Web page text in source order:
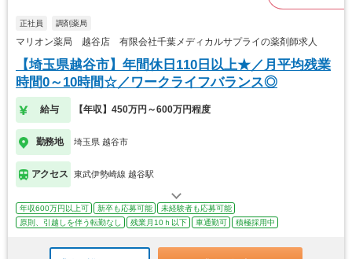
正社員 調剤薬局
マリオン薬局 越谷店 有限会社千葉メディカルサプライの薬剤師求人
【埼玉県越谷市】年間休日110日以上★／月平均残業
時間0～10時間☆／ワークライフバランス◎
給与 【年収】450万円～600万円程度
勤務地 埼玉県 越谷市
アクセス 東武伊勢崎線 越谷駅
年収600万円以上可 新卒も応募可能
未経験者も応募可能
原則、引越しを伴う転勤なし
残業月10ｈ以下 車通勤可 積極採用中